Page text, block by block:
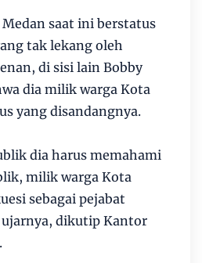
saat ini berstatus
tak lekang oleh
di sisi lain Bobby
dia milik warga Kota
yang disandangnya.
dia harus memahami
milik warga Kota
sebagai pejabat
dikutip Kantor